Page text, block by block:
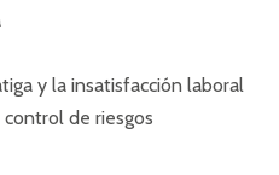
y la insatisfacción laboral
de riesgos